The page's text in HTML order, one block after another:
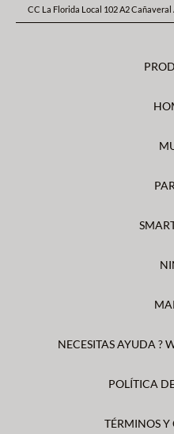
CC La Florida Local 102 A2 Cañaveral
NECESITAS AYUDA ?
POLÍTICA
TÉRMINOS